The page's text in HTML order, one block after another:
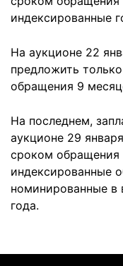
индексированные
На аукционе 22
предложить
обращения 9
На последнем,
аукционе 29
сроком обращения
индексированные
номинированные
года.